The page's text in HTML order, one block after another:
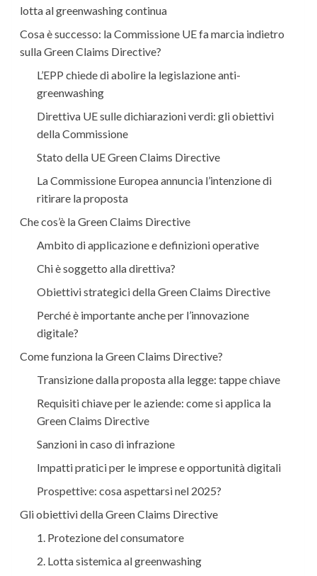
lotta al greenwashing continua
Cosa è successo: la Commissione UE fa marcia indietro
sulla Green Claims Directive?
L’EPP chiede di abolire la legislazione anti-
greenwashing
Direttiva UE sulle dichiarazioni verdi: gli obiettivi
della Commissione
Stato della UE Green Claims Directive
La Commissione Europea annuncia l’intenzione di
ritirare la proposta
Che cos’è la Green Claims Directive
Ambito di applicazione e definizioni operative
Chi è soggetto alla direttiva?
Obiettivi strategici della Green Claims Directive
Perché è importante anche per l’innovazione
digitale?
Come funziona la Green Claims Directive?
Transizione dalla proposta alla legge: tappe chiave
Requisiti chiave per le aziende: come si applica la
Green Claims Directive
Sanzioni in caso di infrazione
Impatti pratici per le imprese e opportunità digitali
Prospettive: cosa aspettarsi nel 2025?
Gli obiettivi della Green Claims Directive
1. Protezione del consumatore
2. Lotta sistemica al greenwashing